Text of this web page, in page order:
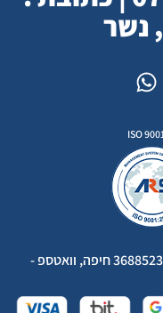
דנ-אל פור יו בע"מ , המסילה 23 , נשר , 3688523 חיפה, וואטספ -